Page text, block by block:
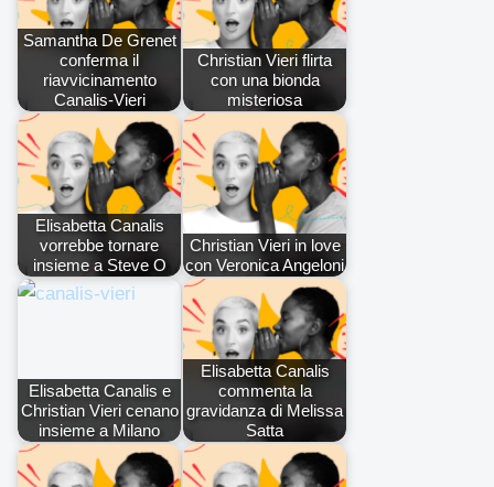
Samantha De Grenet
conferma il
riavvicinamento
Canalis-Vieri
Christian Vieri flirta
con una bionda
misteriosa
Elisabetta Canalis
vorrebbe tornare
insieme a Steve O
Christian Vieri in love
con Veronica Angeloni
Elisabetta Canalis e
Christian Vieri cenano
insieme a Milano
Elisabetta Canalis
commenta la
gravidanza di Melissa
Satta